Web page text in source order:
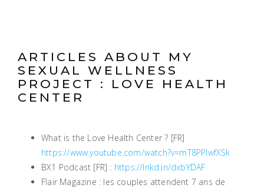
ARTICLES ABOUT MY
SEXUAL WELLNESS
PROJECT : LOVE HEALTH
CENTER
What is the Love Health Center ? [FR]
https://www.youtube.com/watch?v=mT8PPIwfXSk
BX1 Podcast [FR] : https://lnkd.in/dxbYDAF
Flair Magazine : les couples attendent 7 ans de